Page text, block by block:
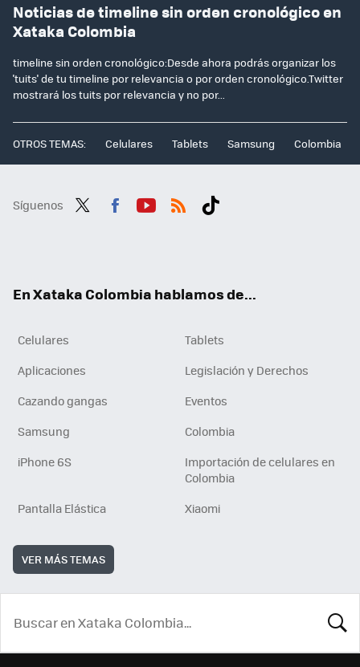
Noticias de timeline sin orden cronológico en
Xataka Colombia
timeline sin orden cronológico:Desde ahora podrás organizar los
'tuits' de tu timeline por relevancia o por orden cronológico.Twitter
mostrará los tuits por relevancia y no por...
OTROS TEMAS: Celulares Tablets Samsung Colombia
Síguenos
En Xataka Colombia hablamos de...
Celulares
Tablets
Aplicaciones
Legislación y Derechos
Cazando gangas
Eventos
Samsung
Colombia
iPhone 6S
Importación de celulares en
Colombia
Pantalla Elástica
Xiaomi
VER MÁS TEMAS